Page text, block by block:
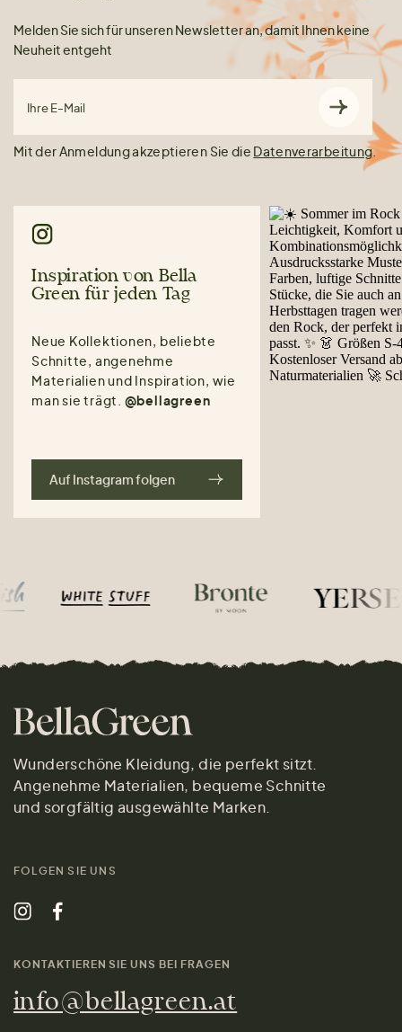
Melden Sie sich für unseren Newsletter an, damit Ihnen keine
Neuheit entgeht
Ihre E-Mail
Mit der Anmeldung akzeptieren Sie die Datenverarbeitung.
Inspiration von Bella
Green für jeden Tag
Neue Kollektionen, beliebte
Schnitte, angenehme
Materialien und Inspiration, wie
man sie trägt. @bellagreen
Auf Instagram folgen
Wunderschöne Kleidung, die perfekt sitzt.
Angenehme Materialien, bequeme Schnitte
und sorgfältig ausgewählte Marken.
FOLGEN SIE UNS
KONTAKTIEREN SIE UNS BEI FRAGEN
info@bellagreen.at